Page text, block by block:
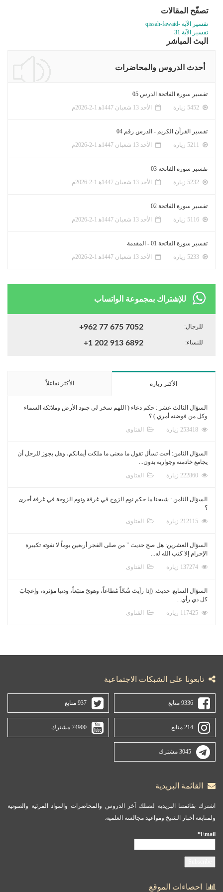
تصفّح المقالات
تفسير الآية -qissah-fawaid
تفسير الآية 31
البث المباشر
أحدث الدروس والمحاضرات
تفسير سورة الفاتحة الدرس 05
الأحد 13 شعبان 1447ﻫ 1-2-2026م
تفسير القرآن الكريم - الدرس رقم 04
الأحد 13 شعبان 1447ﻫ 1-2-2026م
تفسير سورة الفاتحة 03
الأحد 13 شعبان 1447ﻫ 1-2-2026م
تفسير سورة الفاتحة 02
الأحد 13 شعبان 1447ﻫ 1-2-2026م
تفسير سورة الفاتحة 01 - المقدمة
الأحد 13 شعبان 1447ﻫ 1-2-2026م
للإشتراك بمجموعة الواتساب
للرجال: +962 77 675 7052
للنساء: +1 202 913 6892
الأكثر زيارة الأكثر تفاعلاً
السؤال الثالث عشر : حكم دعاء ( اللهم سخر لي جنود الأرض وملائكة السماء
وكل من فوضته أمري ) ؟
الفتاوى
السؤال الثامن: أخت تسأل تقول ما معنى ما ملكت أيمانكم، وهل يجوز للرجل أن
يجامع خادمته وجواريه بدون...
الفتاوى
السؤال الثامن : شيخنا ما حكم نوم الزوج في غرفة ونوم الزوجة في غرفة أخرى
؟
الفتاوى
السؤال العشرين: هل صح حديث " من صلى الفجر أربعين يوماً لا تفوته تكبيرة
الإحرام إلا كتب الله له...
الفتاوى
السؤال السابع: حديث: (إذا رأيتَ شُحّاً مُطاعاً، وهوىً متبَعاً، ودنيا مؤثرة، وإعجابَ
كل ذي رأي...
الفتاوى
تابعونا على الشبكات الاجتماعية
9336 متابع 937 متابع
214 متابع 74900 مشترك
3045 مشترك
القائمة البريدية
اشترك بقائمتنا البريدية لتصلك آخر الدروس والمحاضرات والمواد المرئية والصوتية
ولمتابعة أخبار الشيخ ومواعيد مجالسه العلمية.
Email*
احصاءات الموقع